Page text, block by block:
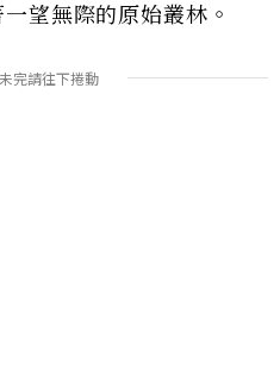
望無際的原始叢林。